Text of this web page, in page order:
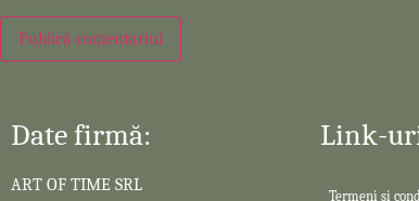
Date firmă:
ART OF TIME SRL
Link-
Termeni și